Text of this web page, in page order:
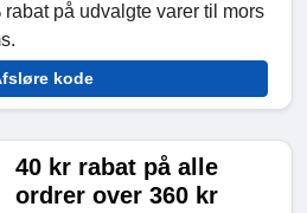
på udvalgte varer til mors
kode
40 kr rabat på alle
ordrer over 360 kr